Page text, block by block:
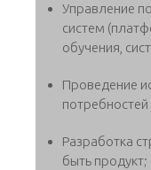
Управление
систем
обучения,
Проведение
Разработка
быть